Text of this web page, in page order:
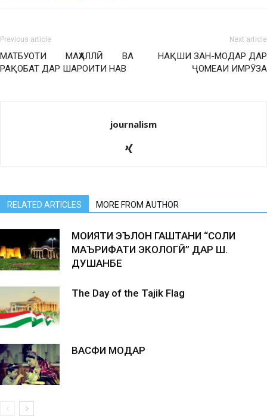
Previous article
МАТБУОТИ МАҲАЛЛӢ ВА
РАҚОБАТ ДАР ШАРОИТИ НАВ
Next article
НАҚШИ ЗАН-МОДАР ДАР
ҶОМЕАИ ИМРӮЗА
journalism
RELATED ARTICLES MORE FROM AUTHOR
МОҲИЯТИ ЭЪЛОН ГАШТАНИ “СОЛИ
МАЪРИФАТИ ЭКОЛОГӢ” ДАР Ш.
ДУШАНБЕ
The Day of the Tajik Flag
ВАСФИ МОДАР